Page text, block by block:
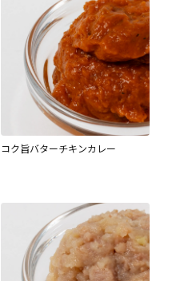
コク旨バターチキンカレー